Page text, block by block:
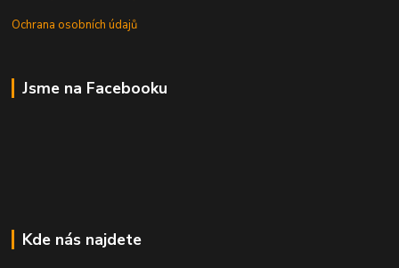
Ochrana osobních údajů
Jsme na Facebooku
Kde nás najdete